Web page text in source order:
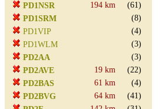
PD1NSR
194 km
(61)
PD1SRM
(8)
PD1VIP
(4)
PD1WLM
(3)
PD2AA
(3)
PD2AVE
19 km
(22)
PD2BAS
61 km
(4)
PD2BVG
64 km
(41)